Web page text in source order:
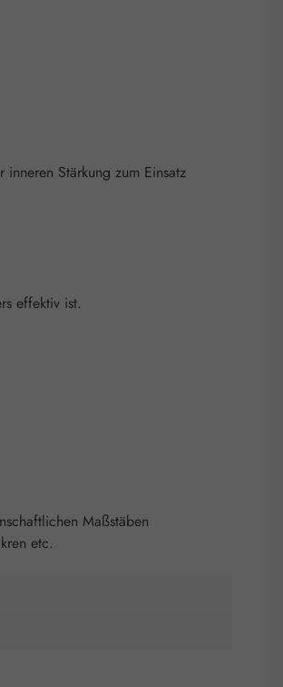
Stärkung zum Einsatz
effektiv ist.
Maßstäben
etc.